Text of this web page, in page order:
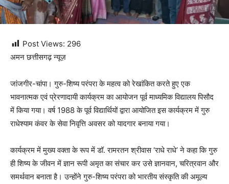
Post Views: 296
अमन छत्तीसगढ़ न्यूज़
जांजगीर-चांपा। गुरु-शिष्य परंपरा के महत्व को रेखांकित करते हुए एक
भावनात्मक एवं प्रेरणादायी कार्यक्रम का आयोजन पूर्व माध्यमिक विद्यालय पिसौद
में किया गया। वर्ष 1988 के पूर्व विद्यार्थियों द्वारा आयोजित इस कार्यक्रम में गुरु
राधेश्याम कंवर के सेवा निवृत्ति अवसर को यादगार बनाया गया।
कार्यक्रम में मुख्य वक्ता के रूप में डॉ. रामरतन श्रीवास ‘राधे राधे’ ने कहा कि गुरु
ही शिष्य के जीवन में ज्ञान रूपी अमृत का संचार कर उसे ज्ञानवान, चरित्रवान और
समर्थवान बनाता है। उन्होंने गुरु-शिष्य परंपरा को भारतीय संस्कृति की अमूल्य